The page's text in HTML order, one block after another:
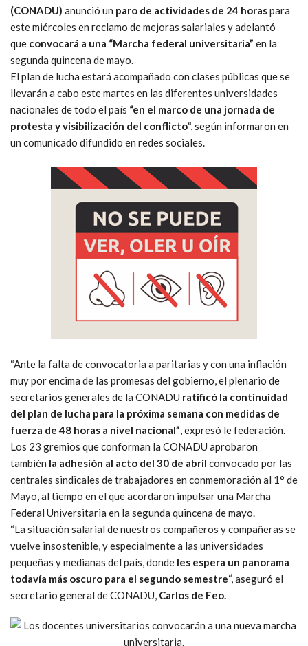
(CONADU) anunció un paro de actividades de 24 horaspara
este miércoles en reclamo de mejoras salariales y adelantó
que convocará a una “Marcha federal universitaria” en la
segunda quincena de mayo.
El plan de lucha estará acompañado con clases públicas que se
llevarán a cabo este martes en las diferentes universidades
nacionales de todo el país “en el marco de una jornada de
protesta y visibilización del conflicto“, según informaron en
un comunicado difundido en redes sociales.
“Ante la falta de convocatoria a paritarias y con una inflación
muy por encima de las promesas del gobierno, el plenario de
secretarios generales de la CONADU ratificó la continuidad
del plan de lucha para la próxima semana con medidas de
fuerza de 48 horas a nivel nacional”, expresó le federación.
Los 23 gremios que conforman la CONADU aprobaron
también la adhesión al acto del 30 de abril convocado por las
centrales sindicales de trabajadores en conmemoración al 1° de
Mayo, al tiempo en el que acordaron impulsar una Marcha
Federal Universitaria en la segunda quincena de mayo.
“La situación salarial de nuestros compañeros y compañeras se
vuelve insostenible, y especialmente a las universidades
pequeñas y medianas del país, donde les espera un panorama
todavía más oscuro para el segundo semestre“, aseguró el
secretario general de CONADU, Carlos de Feo.